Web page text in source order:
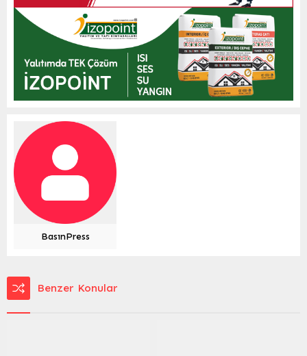
BasınPress
Benzer Konular